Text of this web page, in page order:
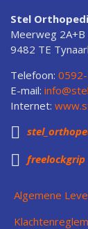
Stel
Meerweg 2A+B
9482 TE
Telefoon:
E-mail:
Internet:

 freelockgrip
Algemene